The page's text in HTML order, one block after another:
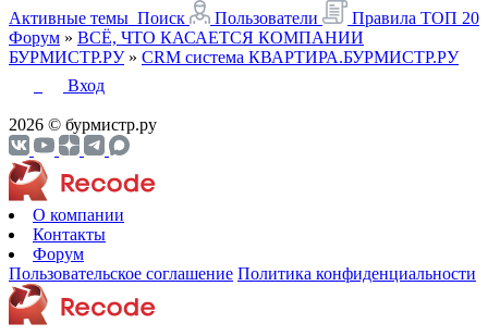
Активные темы Поиск Пользователи Правила ТОП 20
Форум » ВСЁ, ЧТО КАСАЕТСЯ КОМПАНИИ
БУРМИСТР.РУ » CRM система КВАРТИРА.БУРМИСТР.РУ
Вход
2026 © бурмистр.ру
О компании
Контакты
Форум
Пользовательское соглашение Политика конфиденциальности